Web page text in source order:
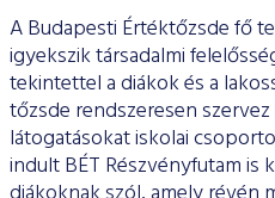
A Budapesti Értéktőzsde fő
igyekszik társadalmi
tekintettel a diákok és a
tőzsde rendszeresen
látogatásokat iskolai
indult BÉT Részvényfutam is